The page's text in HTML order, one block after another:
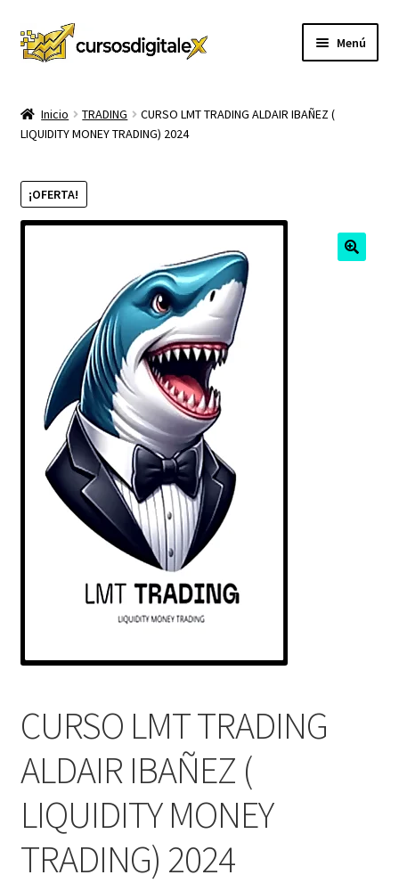
Ir
a
Ir
al
Menú
TIENDA
CURSOS
hijo
MEMBRESIA
CONTACTO
Inicio TRADING
CURSO LMT TRADING ALDAIR IBAÑEZ (
LIQUIDITY MONEY TRADING) 2024
¡OFERTA!
CURSO LMT TRADING
ALDAIR IBAÑEZ (
LIQUIDITY MONEY
TRADING) 2024